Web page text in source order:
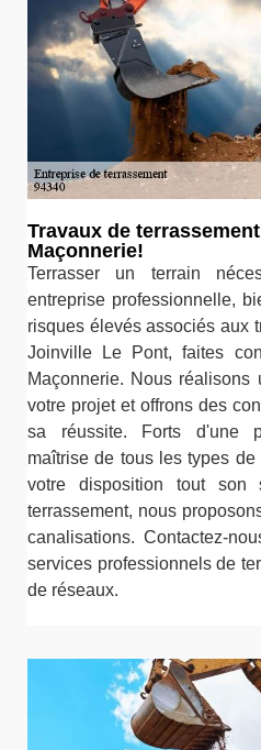
Travaux de
Maçonnerie!
Terrasser un terrain
entreprise professionnelle,
risques élevés associés aux
Joinville Le Pont, faites
Maçonnerie. Nous
votre projet et offrons des
sa réussite. Forts d'une
maîtrise de tous les types
votre disposition tout son
terrassement, nous
canalisations. Contactez-
services professionnels de
de réseaux.